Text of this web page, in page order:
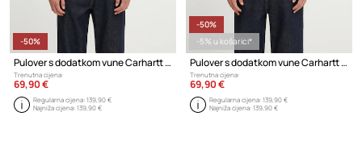
-50%
Pulover s dodatkom vune Carhartt WIP Alten Sweater
Trenutna cijena:
69,90 €
Regularna cijena:139,90 €
Najniža cijena:139,90 €
-50%
-5% u košarici*
Pulover s dodatkom vune Carhartt WIP Alten Sweater
Trenutna cijena:
69,90 €
Regularna cijena:139,90 €
Najniža cijena:139,90 €